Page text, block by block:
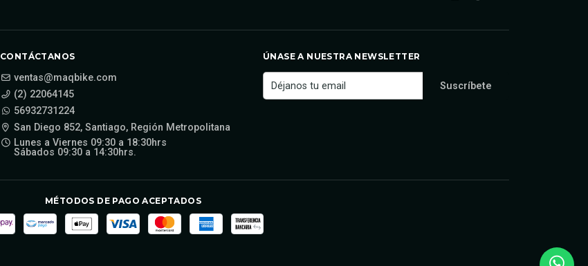
CONTÁCTANOS
ventas@maqbike.com
(2) 22064145
56932731224
San Diego 852, Santiago, Región Metropolitana
Lunes a Viernes 09:30 a 18:30hrs
Sábados 09:30 a 14:30hrs.
ÚNASE A NUESTRA NEWSLETTER
MÉTODOS DE PAGO ACEPTADOS